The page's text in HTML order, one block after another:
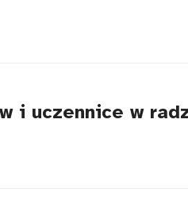
i uczennice w